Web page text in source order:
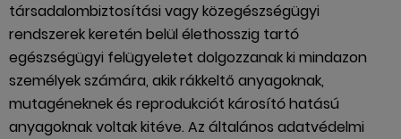
társadalombiztosítási vagy közegészségügyi
rendszerek keretén belül élethosszig tartó
egészségügyi felügyeletet dolgozzanak ki mindazon
személyek számára, akik rákkeltő anyagoknak,
mutagéneknek és reprodukciót károsító hatású
anyagoknak voltak kitéve. Az általános adatvédelmi